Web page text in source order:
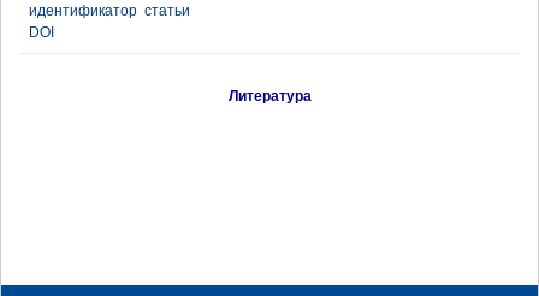
идентификатор статьи
DOI
Литература